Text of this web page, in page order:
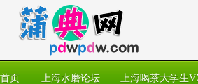
首页 上海水磨论坛 上海喝茶大学生